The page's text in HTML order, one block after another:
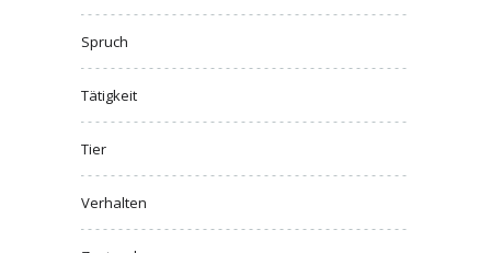
Spruch
Tätigkeit
Tier
Verhalten